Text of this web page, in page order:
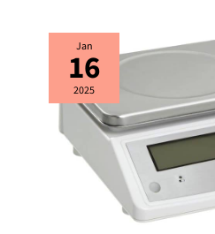
Jan
16
2025